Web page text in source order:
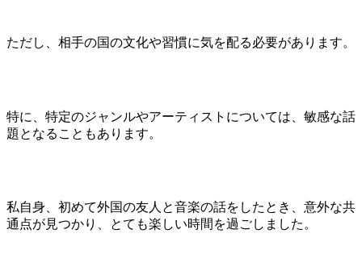
ただし、相手の国の文化や習慣に気を配る必要があります。
特に、特定のジャンルやアーティストについては、敏感な話
題となることもあります。
私自身、初めて外国の友人と音楽の話をしたとき、意外な共
通点が見つかり、とても楽しい時間を過ごしました。